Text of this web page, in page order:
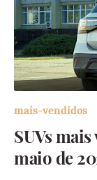
mais-vendidos
SUVs
maio de